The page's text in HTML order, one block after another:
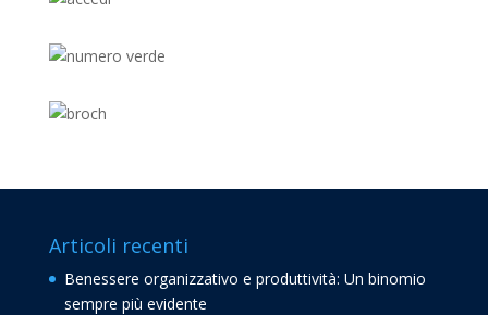
Articoli recenti
Benessere organizzativo e produttività: Un binomio
sempre più evidente